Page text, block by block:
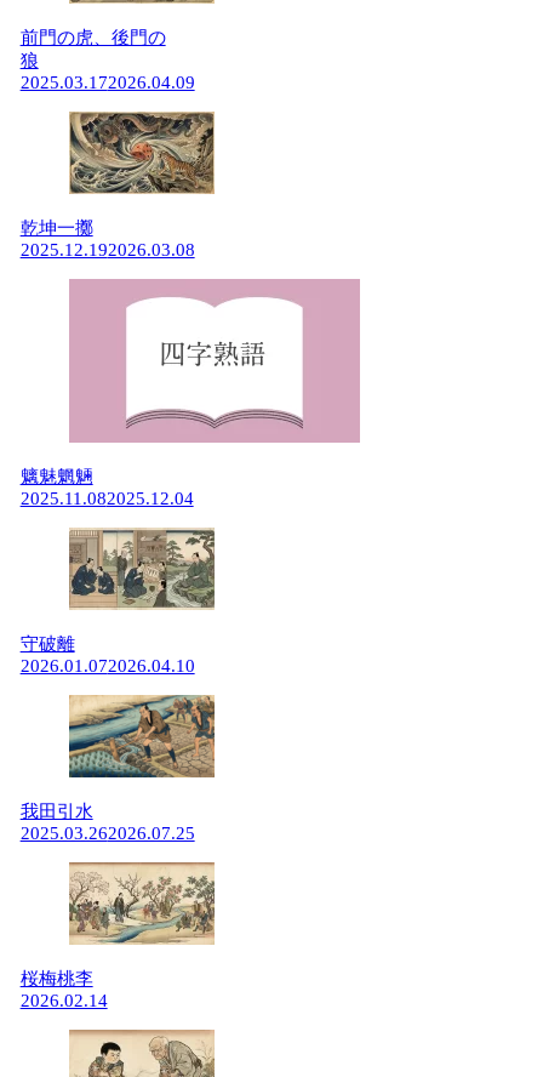
前門の虎、後門の
狼
2025.03.172026.04.09
乾坤一擲
2025.12.192026.03.08
魑魅魍魎
2025.11.082025.12.04
守破離
2026.01.072026.04.10
我田引水
2025.03.262026.07.25
桜梅桃李
2026.02.14